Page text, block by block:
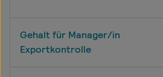
Gehalt für Manager/in
Exportkontrolle